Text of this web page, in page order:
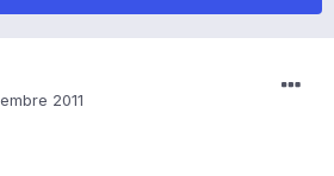
2011